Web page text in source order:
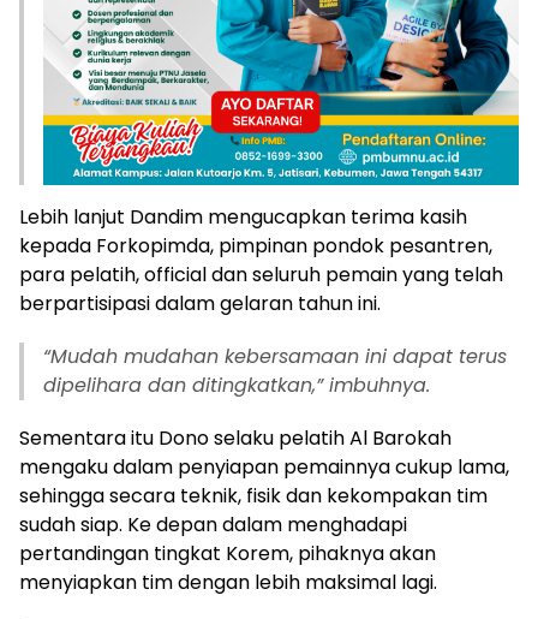
Lebih lanjut Dandim mengucapkan terima kasih
kepada Forkopimda, pimpinan pondok pesantren,
para pelatih, official dan seluruh pemain yang telah
berpartisipasi dalam gelaran tahun ini.
“Mudah mudahan kebersamaan ini dapat terus
dipelihara dan ditingkatkan,” imbuhnya.
Sementara itu Dono selaku pelatih Al Barokah
mengaku dalam penyiapan pemainnya cukup lama,
sehingga secara teknik, fisik dan kekompakan tim
sudah siap. Ke depan dalam menghadapi
pertandingan tingkat Korem, pihaknya akan
menyiapkan tim dengan lebih maksimal lagi.